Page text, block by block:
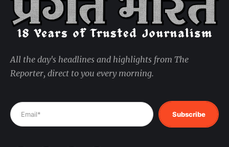
All the day's headlines and highlights from The
Reporter, direct to you every morning.
Subscribe